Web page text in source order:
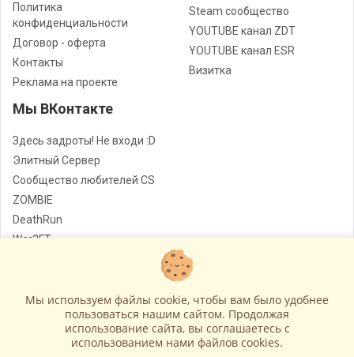
Политика
конфиденциальности
Договор - оферта
Контакты
Реклама на проекте
Steam сообщество
YOUTUBE канал ZDT
YOUTUBE канал ESR
Визитка
Мы ВКонтакте
Здесь задроты! Не входи :D
Элитный Сервер
Сообщество любителей CS
ZOMBIE
DeathRun
War3FT
Лучшие сервера Counter - Strike © Все права защищены
Работает наGameCMS
Мы используем файлы cookie, чтобы вам было удобнее
пользоваться нашим сайтом. Продолжая
использование сайта, вы соглашаетесь c
использованием нами файлов cookies.